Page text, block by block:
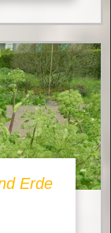
Erde